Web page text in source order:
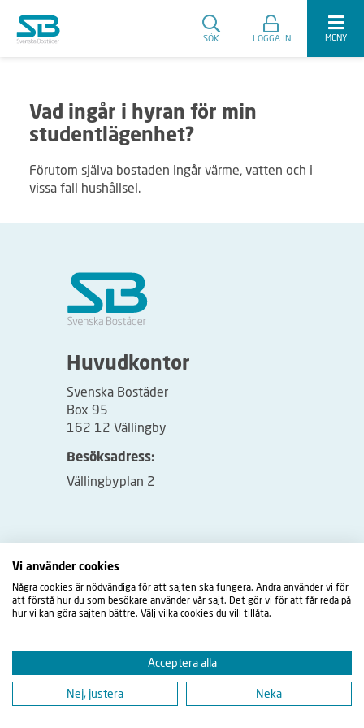
SÖK LOGGA IN MENY
Vad ingår i hyran för min
studentlägenhet?
Förutom själva bostaden ingår värme, vatten och i
vissa fall hushållsel.
Huvudkontor
Svenska Bostäder
Box 95
162 12 Vällingby
Besöksadress:
Vällingbyplan 2
Vi använder cookies
Några cookies är nödvändiga för att sajten ska fungera. Andra använder vi för
att förstå hur du som besökare använder vår sajt. Det gör vi för att får reda på
hur vi kan göra sajten bättre. Välj vilka cookies du vill tillåta.
Acceptera alla
Nej, justera Neka